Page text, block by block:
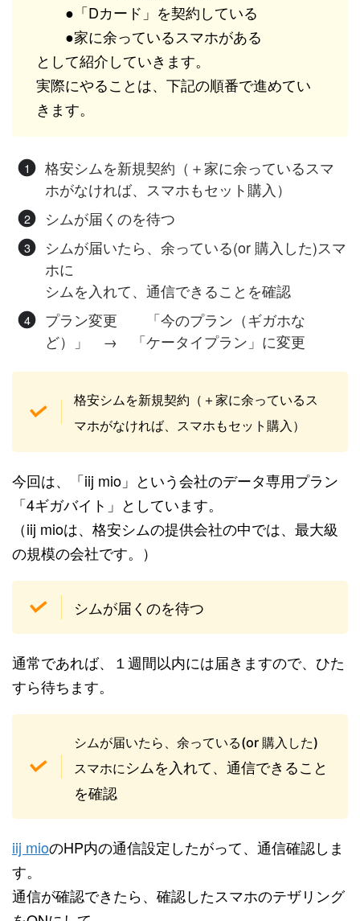
●「Dカード」を契約している
●家に余っているスマホがある
として紹介していきます。
実際にやることは、下記の順番で進めてい
きます。
格安シムを新規契約（＋家に余っているスマ
ホがなければ、スマホもセット購入）
シムが届くのを待つ
シムが届いたら、余っている(or 購入した)スマ
ホに
シムを入れて、通信できることを確認
プラン変更 「今のプラン（ギガホな
ど）」 → 「ケータイプラン」に変更
格安シムを新規契約（＋家に余っているス
マホがなければ、スマホもセット購入）
今回は、「iij mio」という会社のデータ専用プラン
「4ギガバイト」としています。
（iij mioは、格安シムの提供会社の中では、最大級
の規模の会社です。）
シムが届くのを待つ
通常であれば、１週間以内には届きますので、ひた
すら待ちます。
シムが届いたら、余っている(or 購入した)
スマホにシムを入れて、通信できること
を確認
iij mioのHP内の通信設定したがって、通信確認しま
す。
通信が確認できたら、確認したスマホのテザリング